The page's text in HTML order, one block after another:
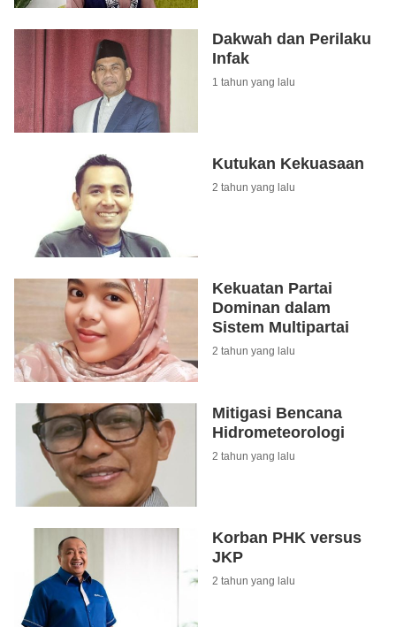
Dakwah dan Perilaku
Infak
1 tahun yang lalu
Kutukan Kekuasaan
2 tahun yang lalu
Kekuatan Partai
Dominan dalam
Sistem Multipartai
2 tahun yang lalu
Mitigasi Bencana
Hidrometeorologi
2 tahun yang lalu
Korban PHK versus
JKP
2 tahun yang lalu